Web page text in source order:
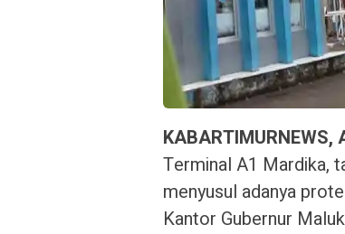
KABARTIMURNEWS,
Terminal A1 Mardika,
menyusul adanya
Kantor Gubernur